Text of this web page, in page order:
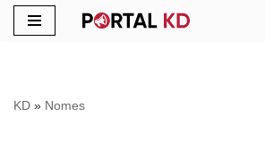
conteúdo
KD » Nomes